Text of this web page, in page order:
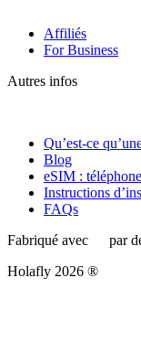
Affiliés
For Business
Autres infos
Qu’est-ce
Blog
eSIM :
Instructions
FAQs
Fabriqué avec
par
Holafly 2026 ®